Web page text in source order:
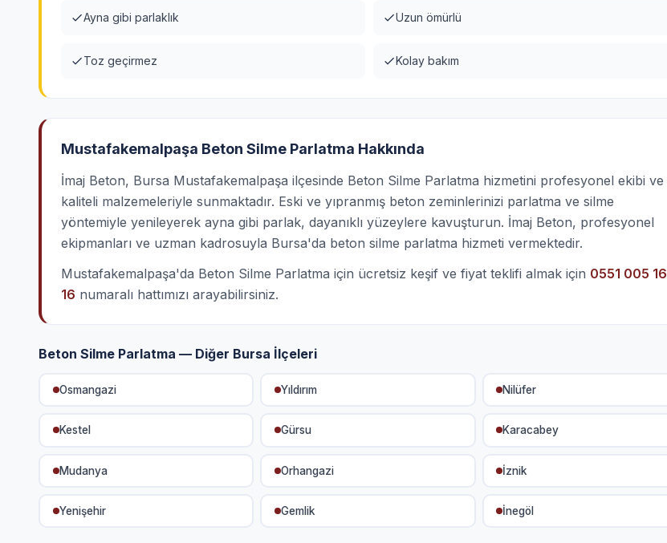
Ayna gibi parlaklık Uzun ömürlü
Toz geçirmez Kolay bakım
Mustafakemalpaşa Beton Silme Parlatma Hakkında
İmaj Beton, Bursa Mustafakemalpaşa ilçesinde Beton Silme Parlatma hizmetini profesyonel ekibi ve
kaliteli malzemeleriyle sunmaktadır. Eski ve yıpranmış beton zeminlerinizi parlatma ve silme
yöntemiyle yenileyerek ayna gibi parlak, dayanıklı yüzeylere kavuşturun. İmaj Beton, profesyonel
ekipmanları ve uzman kadrosuyla Bursa'da beton silme parlatma hizmeti vermektedir.
Mustafakemalpaşa'da Beton Silme Parlatma için ücretsiz keşif ve fiyat teklifi almak için 0551 005 16
16 numaralı hattımızı arayabilirsiniz.
Beton Silme Parlatma — Diğer Bursa İlçeleri
Osmangazi Yıldırım Nilüfer
Kestel Gürsu Karacabey
Mudanya Orhangazi İznik
Yenişehir Gemlik İnegöl